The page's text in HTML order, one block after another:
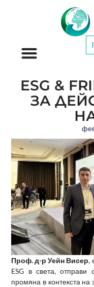
ESG &
ЗА
Проф. д-р Уейн Висер,
ESG в света, отправи
промяна в контекста